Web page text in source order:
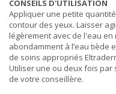
CONSEILS D'UTILISATION
Appliquer une petite
contour des yeux. Laisser
légèrement avec de l'eau en
abondamment à l’eau tiède
de soins appropriés
Utiliser une ou deux fois
de votre conseillère.